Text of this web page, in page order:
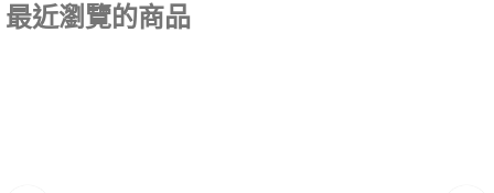
最近瀏覽的商品